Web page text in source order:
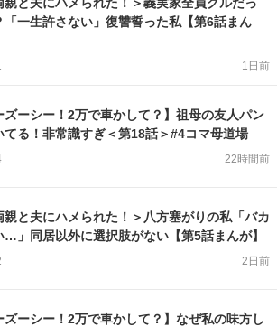
親と夫にハメられた！＞義実家全員グルだっ
「一生許さない」復讐誓った私【第6話まん
1日前
ズーシー！2万で車かして？】祖母の友人パン
てる！非常識すぎ＜第18話＞#4コマ母道場
22時間前
親と夫にハメられた！＞八方塞がりの私「バカ
…」同居以外に選択肢がない【第5話まんが】
2日前
ズーシー！2万で車かして？】なぜ私の味方し